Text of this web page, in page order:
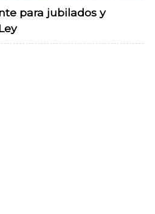
para jubilados y